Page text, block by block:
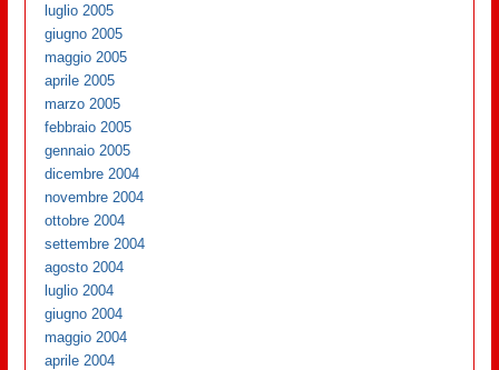
luglio 2005
giugno 2005
maggio 2005
aprile 2005
marzo 2005
febbraio 2005
gennaio 2005
dicembre 2004
novembre 2004
ottobre 2004
settembre 2004
agosto 2004
luglio 2004
giugno 2004
maggio 2004
aprile 2004